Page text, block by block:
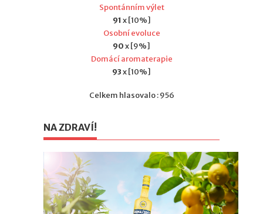
Spontánním výlet
91 x [10%]
Osobní evoluce
90x [9%]
Domácí aromaterapie
93x [10%]
Celkem hlasovalo : 956
NA ZDRAVÍ!